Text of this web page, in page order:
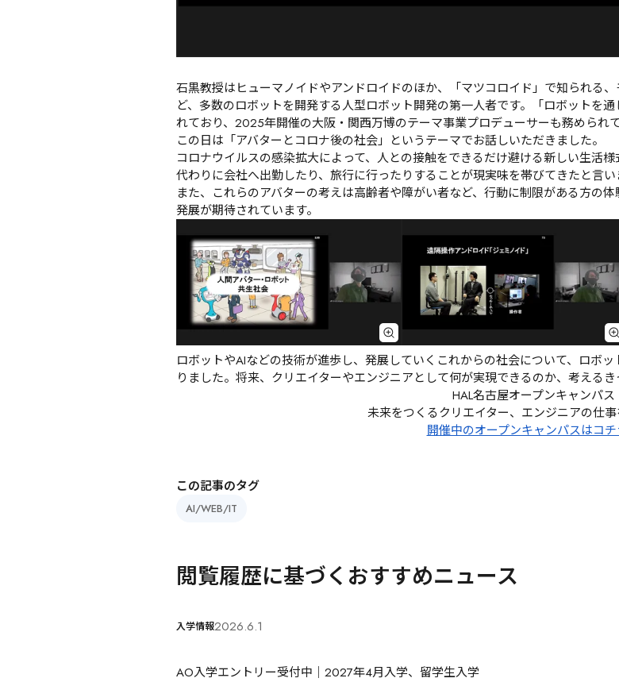
石黒教授はヒューマノイドやアンドロイドのほか、「マツコロイド」で知られる
ど、多数のロボットを開発する人型ロボット開発の第一人者です。「ロボットを
れており、2025年開催の大阪・関西万博のテーマ事業プロデューサーも務められて
この日は「アバターとコロナ後の社会」というテーマでお話しいただきました。
コロナウイルスの感染拡大によって、人との接触をできるだけ避ける新しい生活
代わりに会社へ出勤したり、旅行に行ったりすることが現実味を帯びてきたと言い
また、これらのアバターの考えは高齢者や障がい者など、行動に制限がある方の
発展が期待されています。
ロボットやAIなどの技術が進歩し、発展していくこれからの社会について、ロボ
りました。将来、クリエイターやエンジニアとして何が実現できるのか、考えるき
HAL名古屋オープンキャンパス
未来をつくるクリエイター、エンジニアの仕事
開催中のオープンキャンパスはコチ
この記事のタグ
AI/WEB/IT
閲覧履歴に基づくおすすめニュース
入学情報2026.6.1
AO入学エントリー受付中｜2027年4月入学、留学生入学